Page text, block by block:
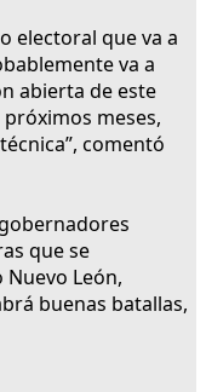
electoral que va a
va a
abierta de este
meses,
comentó
que se
León,
buenas batallas,